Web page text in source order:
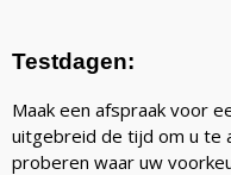
Testdagen:
Maak een afspraak voor
uitgebreid de tijd om u te
proberen waar uw